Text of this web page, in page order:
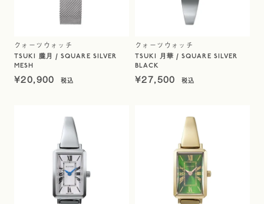
クォーツウォッチ
TSUKI 朧月 / SQUARE SILVER
MESH
¥20,900
クォーツウォッチ
TSUKI 月華 / SQUARE SILVER
BLACK
¥27,500